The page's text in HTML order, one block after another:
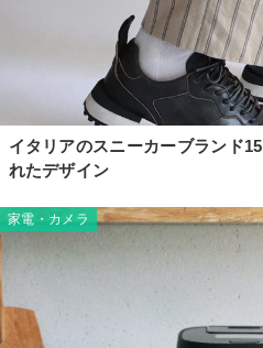
イタリアのスニーカーブランド
れたデザイン
家電・カメラ